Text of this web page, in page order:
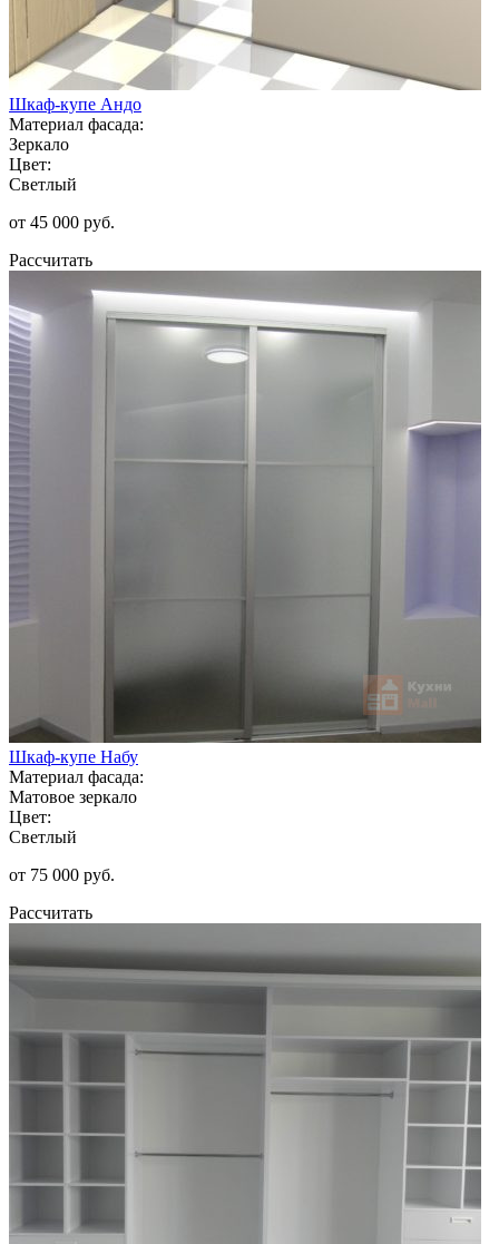
Шкаф-купе Андо
Материал фасада:
Зеркало
Цвет:
Светлый
от 45 000 руб.
Рассчитать
Шкаф-купе Набу
Материал фасада:
Матовое зеркало
Цвет:
Светлый
от 75 000 руб.
Рассчитать